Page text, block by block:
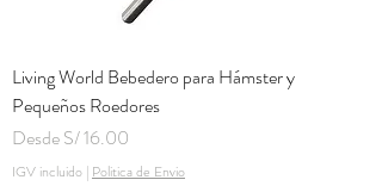
Living World Bebedero para Hámster y
Pequeños Roedores
DesdeS/ 16.00
Precio de oferta
IGV incluido | Politica de Envio